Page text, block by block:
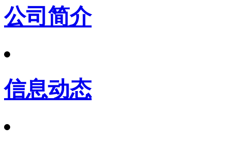
公司简介
信息动态